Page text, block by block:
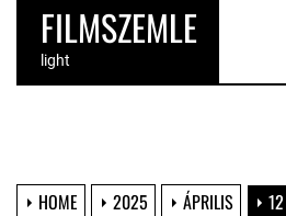
FILMSZEMLE
light
HOME 2025 ÁPRILIS 12